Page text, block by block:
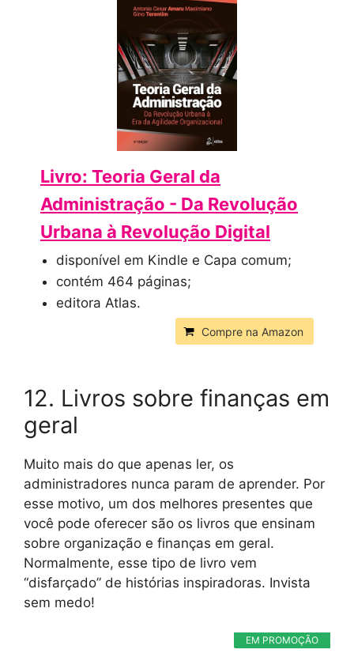
Livro: Teoria Geral da
Administração - Da Revolução
Urbana à Revolução Digital
disponível em Kindle e Capa comum;
contém 464 páginas;
editora Atlas.
Compre na Amazon
12. Livros sobre finanças em
geral
Muito mais do que apenas ler, os
administradores nunca param de aprender. Por
esse motivo, um dos melhores presentes que
você pode oferecer são os livros que ensinam
sobre organização e finanças em geral.
Normalmente, esse tipo de livro vem
“disfarçado” de histórias inspiradoras. Invista
sem medo!
EM PROMOÇÃO